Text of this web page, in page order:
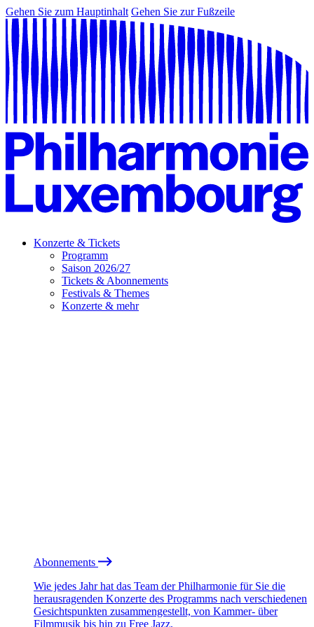
Gehen Sie zum Hauptinhalt Gehen Sie zur Fußzeile
Konzerte & Tickets
Programm
Saison 2026/27
Tickets & Abonnements
Festivals & Themes
Konzerte & mehr
Abonnements
Wie jedes Jahr hat das Team der Philharmonie für Sie die
herausragenden Konzerte des Programms nach verschiedenen
Gesichtspunkten zusammengestellt, von Kammer- über
Filmmusik bis hin zu Free Jazz.